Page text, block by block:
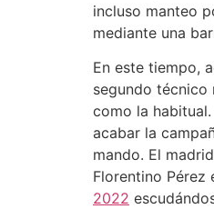
incluso manteo
mediante una
En este tiempo,
segundo técnico
como la
acabar la
mando. El
Florentino Pérez
2022